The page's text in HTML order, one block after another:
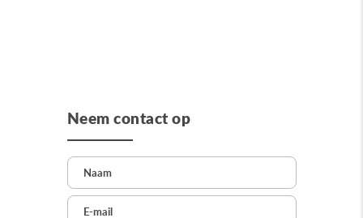
Neem contact op